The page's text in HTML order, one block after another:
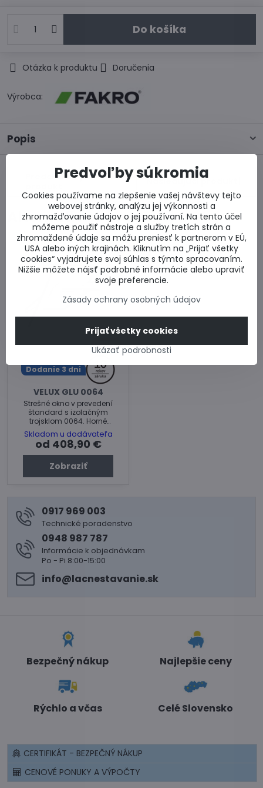
Do košíka
Otázka k produktu Doručenia
Výrobca:
Popis
Predchádzajúci
Nasledujúci produkt
Alternatívne produkty
13%
Dodanie 3 dni
VELUX GLU 0064
Strešné okno v prevedení
štandard s izolačným
trojsklom 0064. Horné
ovládanie.
Skladom u dodávateľa
od 408,90 €
Zobraziť
0917 969 003
Technické poradenstvo
0948 987 787
Informácie k objednávkam
Po - Pi 8:00-15:00
info​@lacnestavanie​.sk
Bezpečný nákup Najlepšie ceny
Rýchlo a včas Celé Slovensko
CERTIFIKÁT - BEZPEČNÝ NÁKUP
CENOVÉ PONUKY A VÝPOČTY
Predvoľby súkromia
Cookies používame na zlepšenie vašej návštevy tejto
webovej stránky, analýzu jej výkonnosti a
zhromažďovanie údajov o jej používaní. Na tento účel
môžeme použiť nástroje a služby tretích strán a
zhromaždené údaje sa môžu preniesť k partnerom v EÚ,
USA alebo iných krajinách. Kliknutím na „Prijať všetky
cookies“ vyjadrujete svoj súhlas s týmto spracovaním.
Nižšie môžete nájsť podrobné informácie alebo upraviť
svoje preferencie.
Zásady ochrany osobných údajov
Ukázať podrobnosti
Prijať všetky cookies